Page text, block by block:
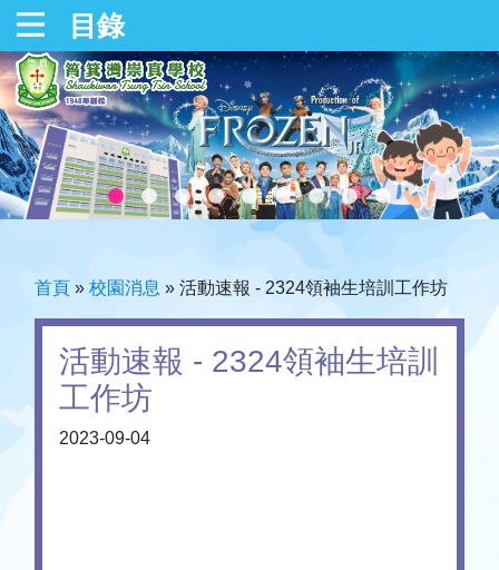
目錄
首頁 » 校園消息 » 活動速報 - 2324領袖生培訓工作坊
活動速報 - 2324領袖生培訓
工作坊
2023-09-04